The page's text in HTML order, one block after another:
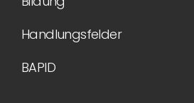
Handlungsfelder
BAPID